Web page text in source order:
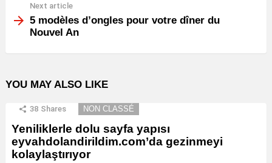
Next article
5 modèles d’ongles pour votre dîner du
Nouvel An
YOU MAY ALSO LIKE
38 Shares NON CLASSÉ
Yeniliklerle dolu sayfa yapısı
eyvahdolandirildim.com’da gezinmeyi
kolaylaştırıyor